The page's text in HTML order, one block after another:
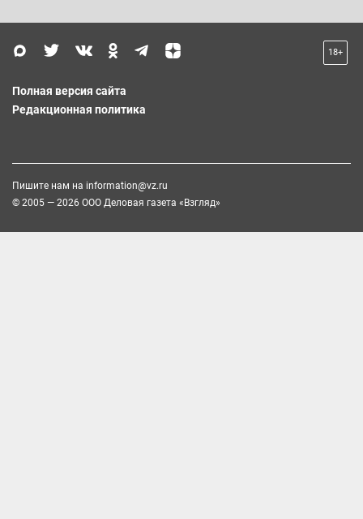
18+
Полная версия сайта
Редакционная политика
Пишите нам на information@vz.ru
© 2005 — 2026 ООО Деловая газета «Взгляд»